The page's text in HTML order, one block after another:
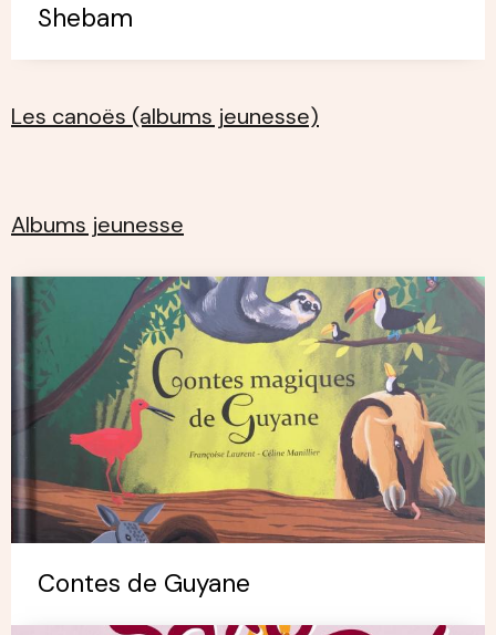
Shebam
Les canoës (albums jeunesse)
Albums jeunesse
Contes de Guyane